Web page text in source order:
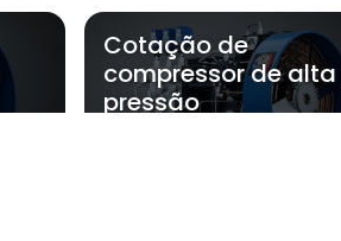
Cotação de
compressor de alta
pressão